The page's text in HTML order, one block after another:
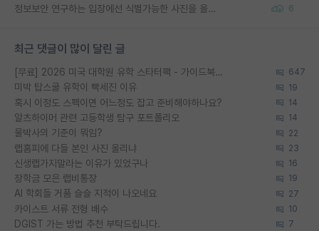
정보보안 연구하는 입장에선 식별가능한 사진을 올리는건 비추이긴함 6
최근 댓글이 많이 달린 글
[무료] 2026 미국 대학원 유학 스타터팩 - 가이드북 & 합격자 컨택메일 템플릿 647
미박 탑스쿨 유학이 빡세진 이유 19
혹시 이정도 스펙이면 어느정도 잡고 준비해야하나요? 14
알츠하이머 관련 고등학생 탐구 포트폴리오 14
물박사의 기준이 뭐임? 22
랩홈피에 다들 본인 사진 올리냐 23
신생랩가지말라는 이유가 있었구나 16
장학금 모은 랩비통장 19
AI 학회들 거품 슬슬 지적이 나오네요 27
카이스트 서류 전형 배수 10
DGIST 가는 방법 추천 부탁드립니다. 7